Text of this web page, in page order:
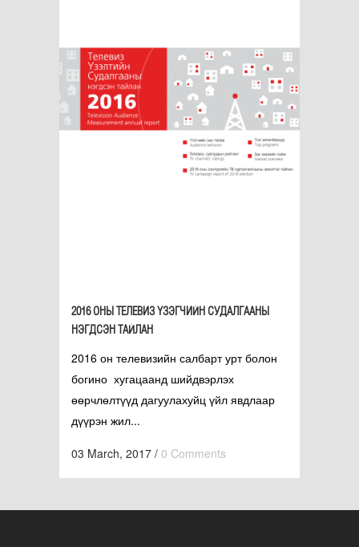
2016 ОНЫ ТЕЛЕВИЗ ҮЗЭГЧИЙН СУДАЛГААНЫ
НЭГДСЭН ТАЙЛАН
2016 он телевизийн салбарт урт болон
богино хугацаанд шийдвэрлэх
өөрчлөлтүүд дагуулахуйц үйл явдлаар
дүүрэн жил...
03 March, 2017 / 0 Comments